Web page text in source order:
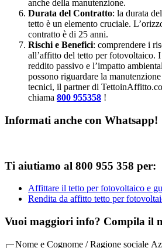
anche della manutenzione.
Durata del Contratto: la durata
tetto è un elemento cruciale.
contratto è di 25 anni.
Rischi e Benefici: comprendere i
all’affitto del tetto per fotovoltaico.
reddito passivo e l’impatto
possono riguardare la
tecnici, il partner di
chiama 800 955358 !
Informati anche con Whatsapp!
Ti aiutiamo al 800 955 358 per:
Affittare il tetto per fotovoltaico e
Rendita da affitto tetto per
Vuoi maggiori info? Compila il
Nome e Cognome / Ragione sociale